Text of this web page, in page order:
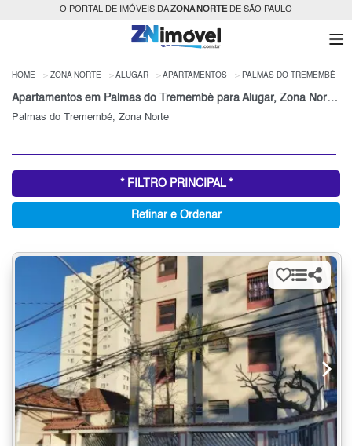
O PORTAL DE IMÓVEIS DAZONA NORTEDE SÃO PAULO
HOME ZONA NORTE ALUGAR APARTAMENTOS PALMAS DO TREMEMBÉ
Apartamentos em Palmas do Tremembé para Alugar, Zona Norte de São Paulo, SP
Palmas do Tremembé, Zona Norte
* FILTRO PRINCIPAL *
Refinar e Ordenar